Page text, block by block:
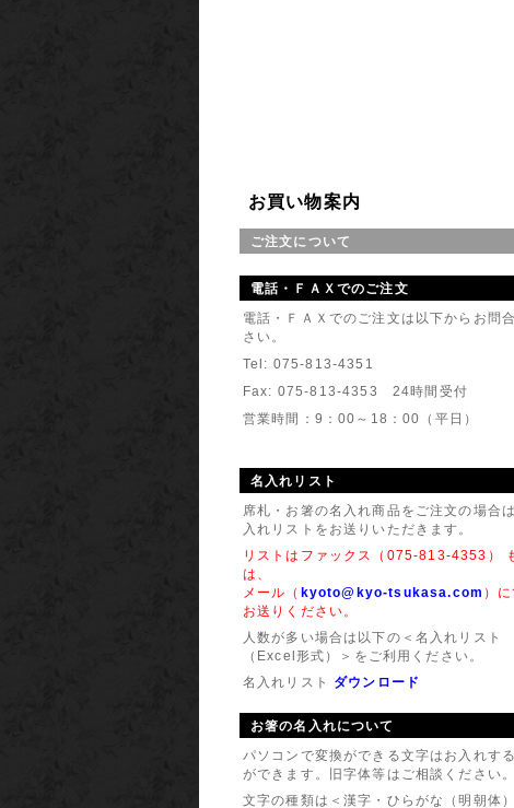
7/29～31の間
WEBサイト
上記の期間中
どうぞ、よろ
京司のショッ
素敵な、ギフ
どうぞよろし
2014年01
『メッセー
お買い物案内
ご注文について
電話・ＦＡＸでのご注文
電話・ＦＡＸでのご注文は以下からお問
さい。
Tel: 075-813-4351
Fax: 075-813-4353 24時間受付
営業時間：9：00～18：00（平日）
名入れリスト
席札・お箸の名入れ商品をご注文の場合
入れリストをお送りいただきます。
リストはファックス（075-813-4353）
は、
メール（ kyoto@kyo-tsukasa.com ）に
お送りください。
人数が多い場合は以下の＜名入れリスト
（Excel形式）＞をご利用ください。
名入れリスト ダウンロード
お箸の名入れについて
パソコンで変換ができる文字はお入れす
ができます。旧字体等はご相談ください。
文字の種類は＜漢字・ひらがな（明朝体